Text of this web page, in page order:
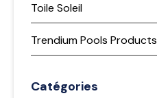
Toile Soleil
Trendium Pools Products
Catégories